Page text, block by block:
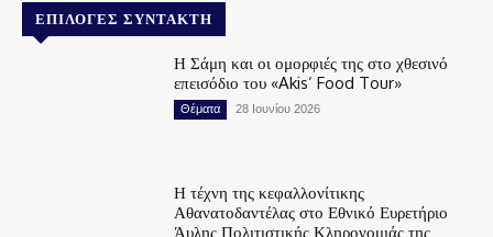
ΕΠΙΛΟΓΈΣ ΣΥΝΤΆΚΤΗ
Η Σάμη και οι ομορφιές της στο χθεσινό
επεισόδιο του «Akis’ Food Tour»
Θέματα 28 Ιουνίου 2026
Η τέχνη της κεφαλλονίτικης
Αθανατοδαντέλας στο Εθνικό Ευρετήριο
Άυλης Πολιτιστικής Κληρονομιάς της